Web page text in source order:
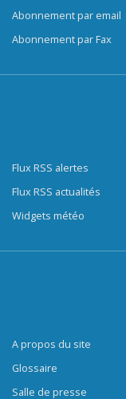
Abonnement par email
Abonnement par Fax
Flux RSS alertes
Flux RSS actualités
Widgets météo
A propos du site
Glossaire
Salle de presse